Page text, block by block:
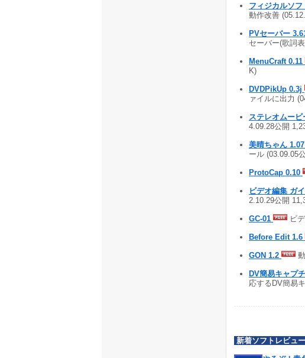
フィジカルソ
動作改善
PVセーバー
セーバー(歌詞
MenuCraft 0.11
K)
DVDPikUp 0.3j
ァイルに出力
ステレオムー
4.09.28公開
美晴ちゃん 1.07
ール (03.09.05
ProtoCap 0.10
ビデオ編集 ガ
2.10.29公開
GC-01 ビ
Before Edit 1.6
GON 1.2
DV簡易キャプ
応するDV簡易
新着ソフトレビュー